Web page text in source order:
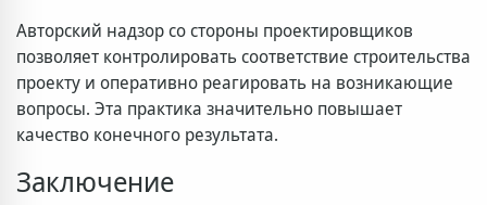
Авторский надзор со стороны проектировщиков
позволяет контролировать соответствие строительства
проекту и оперативно реагировать на возникающие
вопросы. Эта практика значительно повышает
качество конечного результата.
Заключение